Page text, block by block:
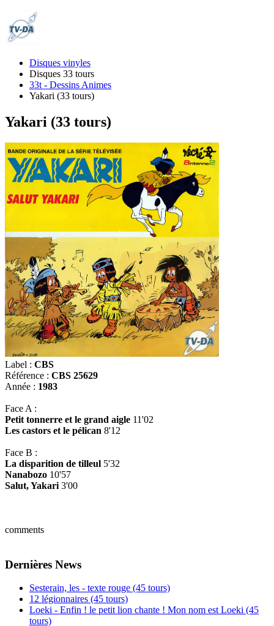
Disques vinyles
Disques 33 tours
33t - Dessins Animes
Yakari (33 tours)
Yakari (33 tours)
Label : CBS
Référence : CBS 25629
Année : 1983
Face A :
Petit tonnerre et le grand aigle 11'02
Les castors et le pélican 8'12
Face B :
La disparition de tilleul 5'32
Nanabozo 10'57
Salut, Yakari 3'00
comments
Dernières News
Sesterain, les - texte rouge (45 tours)
12 légionnaires (45 tours)
Loeki - Enfin ! le petit lion chante ! Mon nom est Loeki (45
tours)